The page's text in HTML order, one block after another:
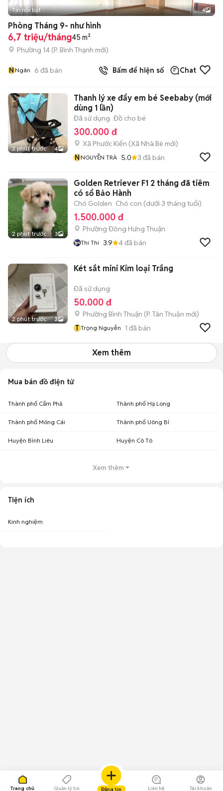
Trang chủ Quản lý tin Đăng tin Liên hệ Tài khoản
Tin nổi bật 4
Phòng Tháng 9- như hình
6,7 triệu/tháng45 m²
Phường 14 (P. Bình Thạnh mới)
NNgân 6 đã bán Bấm để hiện số Chat
2 phút trước 4
Thanh lý xe đẩy em bé Seebaby (mới
dùng 1 lần)
Đã sử dụng Đồ cho bé
300.000 đ
Xã Phước Kiển (Xã Nhà Bè mới)
NNGUYỄN TRÀ 5.0 3 đã bán
2 phút trước 3
Golden Retriever F1 2 tháng đã tiêm
có sổ Bảo Hành
Chó Golden Chó con (dưới 3 tháng tuổi)
1.500.000 đ
Phường Đông Hưng Thuận
Thi Thi 3.9 4đã bán
2 phút trước 2
Két sắt mini Kim loại Trắng
Đã sử dụng
50.000 đ
Phường Bình Thuận (P. Tân Thuận mới)
T Trọng Nguyễn 1 đã bán
Xem thêm
Mua bán đồ điện tử
Thành phố Cẩm Phả Thành phố Hạ Long
Thành phố Móng Cái Thành phố Uông Bí
Huyện Bình Liêu Huyện Cô Tô
Xem thêm
Tiện ích
Kinh nghiệm